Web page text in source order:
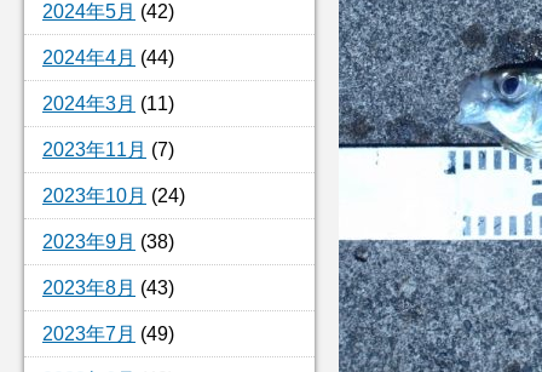
2024年5月 (42)
2024年4月 (44)
2024年3月 (11)
2023年11月 (7)
2023年10月 (24)
2023年9月 (38)
2023年8月 (43)
2023年7月 (49)